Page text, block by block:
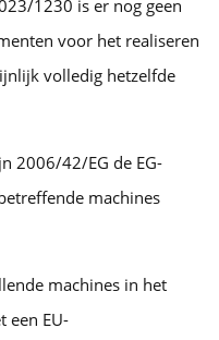
1230 is er nog geen
voor het realiseren
volledig hetzelfde
2006/42/EG de EG-
machines
machines in het
een EU-